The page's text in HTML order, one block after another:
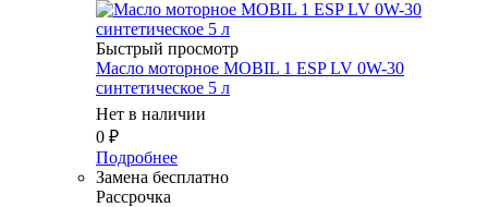
Быстрый просмотр
Масло моторное MOBIL 1 ESP LV 0W-30
синтетическое 5 л
Нет в наличии
0 ₽
Подробнее
Замена бесплатно
Рассрочка